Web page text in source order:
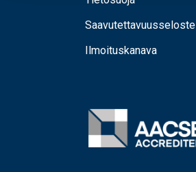
Saavutettavuusseloste
Ilmoituskanava
Image